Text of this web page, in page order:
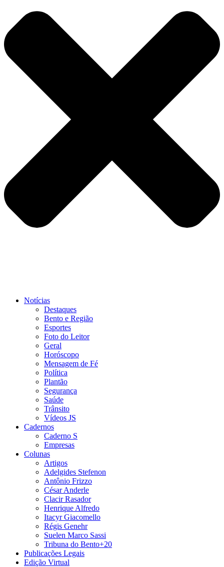
Notícias
Destaques
Bento e Região
Esportes
Foto do Leitor
Geral
Horóscopo
Mensagem de Fé
Política
Plantão
Segurança
Saúde
Trânsito
Vídeos JS
Cadernos
Caderno S
Empresas
Colunas
Artigos
Adelgides Stefenon
Antônio Frizzo
César Anderle
Clacir Rasador
Henrique Alfredo
Itacyr Giacomello
Régis Genehr
Suelen Marco Sassi
Tribuna do Bento+20
Publicações Legais
Edição Virtual